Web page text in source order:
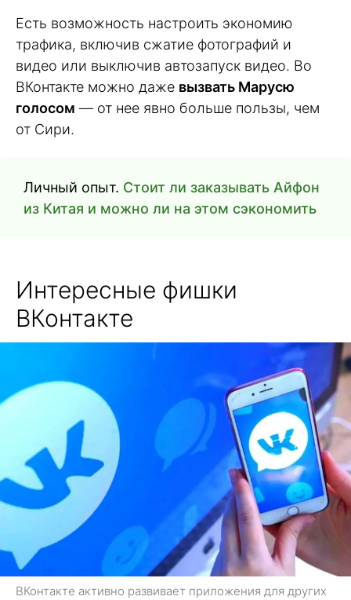
Есть возможность настроить экономию
трафика, включив сжатие фотографий и
видео или выключив автозапуск видео. Во
ВКонтакте можно даже вызвать Марусю
голосом — от нее явно больше пользы, чем
от Сири.
Личный опыт. Стоит ли заказывать Айфон
из Китая и можно ли на этом сэкономить
Интересные фишки
ВКонтакте
ВКонтакте активно развивает приложения для других